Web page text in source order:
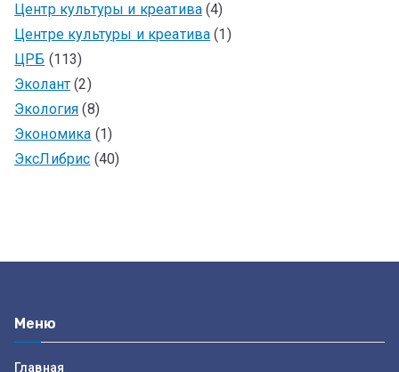
Центр культуры и креатива (4)
Центре культуры и креатива (1)
ЦРБ (113)
Эколант (2)
Экология (8)
Экономика (1)
ЭксЛибрис (40)
Меню
Главная